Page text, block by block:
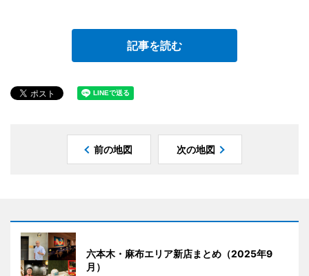
記事を読む
前の地図 次の地図
六本木・麻布エリア新店まとめ（2025年9
月）